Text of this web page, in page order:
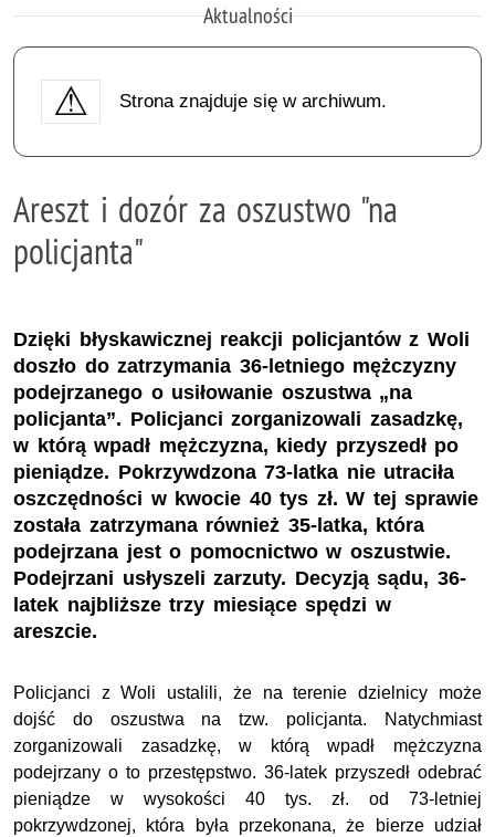
Aktualności
Strona znajduje się w archiwum.
Areszt i dozór za oszustwo "na
policjanta"
Dzięki błyskawicznej reakcji policjantów z Woli
doszło do zatrzymania 36-letniego mężczyzny
podejrzanego o usiłowanie oszustwa „na
policjanta”. Policjanci zorganizowali zasadzkę,
w którą wpadł mężczyzna, kiedy przyszedł po
pieniądze. Pokrzywdzona 73-latka nie utraciła
oszczędności w kwocie 40 tys zł. W tej sprawie
została zatrzymana również 35-latka, która
podejrzana jest o pomocnictwo w oszustwie.
Podejrzani usłyszeli zarzuty. Decyzją sądu, 36-
latek najbliższe trzy miesiące spędzi w
areszcie.
Policjanci z Woli ustalili, że na terenie dzielnicy może
dojść do oszustwa na tzw. policjanta. Natychmiast
zorganizowali zasadzkę, w którą wpadł mężczyzna
podejrzany o to przestępstwo. 36-latek przyszedł odebrać
pieniądze w wysokości 40 tys. zł. od 73-letniej
pokrzywdzonej, która była przekonana, że bierze udział